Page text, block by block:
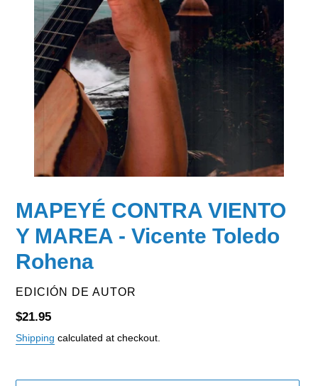
MAPEYÉ CONTRA VIENTO
Y MAREA - Vicente Toledo
Rohena
VENDOR
EDICIÓN DE AUTOR
Regular
price
$21.95
Shipping calculated at checkout.